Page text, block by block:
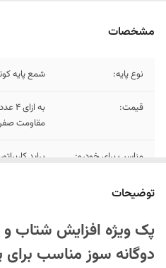
مشخصات
نوع پایه: شمع پایه
قیمت:
مقاومت
مناسب برای خودرو: پراید
توضیحات
پک ویژه افزایش شتاب
دوگانه‌ سوز مناسب برای